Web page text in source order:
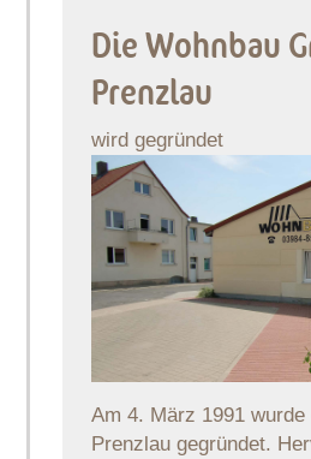
Die Wohnbau
Prenzlau
wird gegründet
Am 4. März 1991
Prenzlau gegründet.